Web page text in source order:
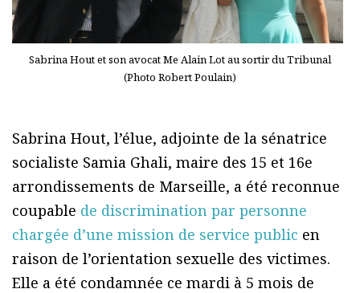
Sabrina Hout et son avocat Me Alain Lot au sortir du Tribunal
(Photo Robert Poulain)
Sabrina Hout, l’élue, adjointe de la sénatrice
socialiste Samia Ghali, maire des 15 et 16e
arrondissements de Marseille, a été reconnue
coupable de discrimination par personne
chargée d’une mission de service public en
raison de l’orientation sexuelle des victimes.
Elle a été condamnée ce mardi à 5 mois de